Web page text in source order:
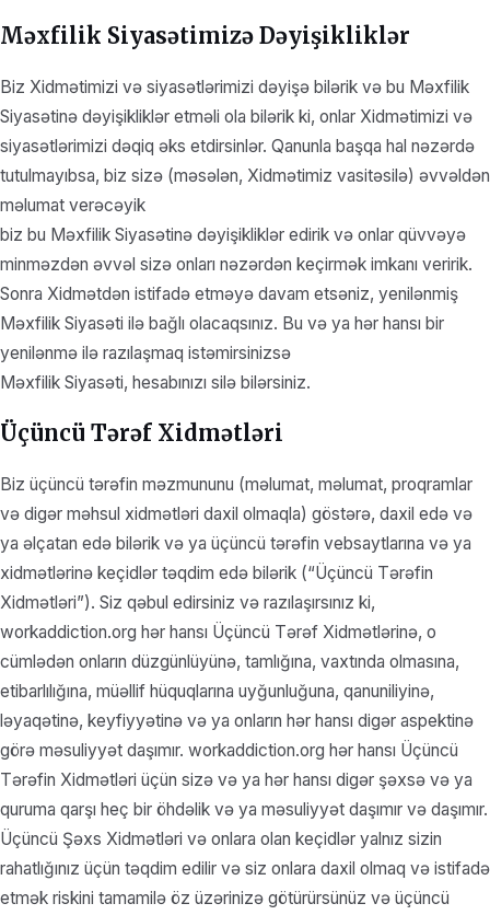
Məxfilik Siyasətimizə Dəyişikliklər
Biz Xidmətimizi və siyasətlərimizi dəyişə bilərik və bu Məxfilik
Siyasətinə dəyişikliklər etməli ola bilərik ki, onlar Xidmətimizi və
siyasətlərimizi dəqiq əks etdirsinlər. Qanunla başqa hal nəzərdə
tutulmayıbsa, biz sizə (məsələn, Xidmətimiz vasitəsilə) əvvəldən
məlumat verəcəyik
biz bu Məxfilik Siyasətinə dəyişikliklər edirik və onlar qüvvəyə
minməzdən əvvəl sizə onları nəzərdən keçirmək imkanı veririk.
Sonra Xidmətdən istifadə etməyə davam etsəniz, yenilənmiş
Məxfilik Siyasəti ilə bağlı olacaqsınız. Bu və ya hər hansı bir
yenilənmə ilə razılaşmaq istəmirsinizsə
Məxfilik Siyasəti, hesabınızı silə bilərsiniz.
Üçüncü Tərəf Xidmətləri
Biz üçüncü tərəfin məzmununu (məlumat, məlumat, proqramlar
və digər məhsul xidmətləri daxil olmaqla) göstərə, daxil edə və
ya əlçatan edə bilərik və ya üçüncü tərəfin vebsaytlarına və ya
xidmətlərinə keçidlər təqdim edə bilərik (“Üçüncü Tərəfin
Xidmətləri”). Siz qəbul edirsiniz və razılaşırsınız ki,
workaddiction.org hər hansı Üçüncü Tərəf Xidmətlərinə, o
cümlədən onların düzgünlüyünə, tamlığına, vaxtında olmasına,
etibarlılığına, müəllif hüquqlarına uyğunluğuna, qanuniliyinə,
ləyaqətinə, keyfiyyətinə və ya onların hər hansı digər aspektinə
görə məsuliyyət daşımır. workaddiction.org hər hansı Üçüncü
Tərəfin Xidmətləri üçün sizə və ya hər hansı digər şəxsə və ya
quruma qarşı heç bir öhdəlik və ya məsuliyyət daşımır və daşımır.
Üçüncü Şəxs Xidmətləri və onlara olan keçidlər yalnız sizin
rahatlığınız üçün təqdim edilir və siz onlara daxil olmaq və istifadə
etmək riskini tamamilə öz üzərinizə götürürsünüz və üçüncü